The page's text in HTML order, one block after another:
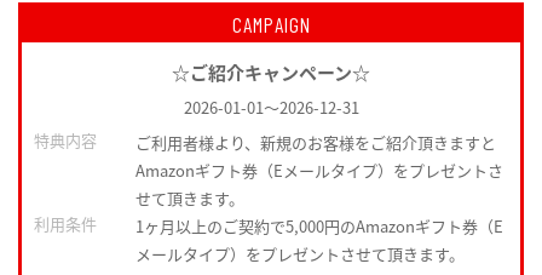
CAMPAIGN
☆ご紹介キャンペーン☆
2026-01-01～2026-12-31
特典内容
ご利用者様より、新規のお客様をご紹介頂きますと
Amazonギフト券（Eメールタイプ）をプレゼントさ
せて頂きます。
利用条件
1ヶ月以上のご契約で5,000円のAmazonギフト券（E
メールタイプ）をプレゼントさせて頂きます。